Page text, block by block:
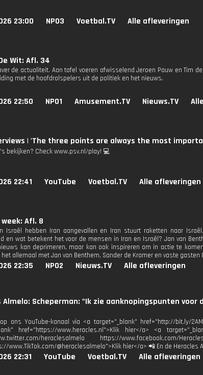
23:00 NPO3 Voetbal.TV Alle afleveringen
Wit: Afl. 34
de actualiteit. Aan tafel voeren afwisselend Jeroen Pauw en Tim
met de hoofdrolspelers uit de politiek en het nieuws.
22:50 NPO1 Amusement.TV Nieuws.TV
| 'The three points are always the most
bekijken? Check www.psv.nl/play! 💻
22:41 YouTube Voetbal.TV Alle afleveringen
Afl. 8
Israël hebben Iran aangevallen en Iran stuurt raketten naar
en wat betekent het voor de mensen in Iran en Israël? Jan van
kan deprimeren, maar kan ook inspireren om in actie te
allemaal met Jan van Benthem, Sander de Kramer en vaste gasten
22:35 NPO2 Nieuws.TV Alle afleveringen
Almelo: Scheperman: "Ik zie aanknopingspunten voor
ons YouTube-kanaal via <a target="_blank" href="http://bit.ly/
href="https://www.heracles.nl">Klik hier</a> <a
heraclesalmelo https://www.facebook.com/
www.TikTok.com/@heraclesalmelo">Klik hier</a> 📲 En de Heracles
22:31 YouTube Voetbal.TV Alle afleveringen